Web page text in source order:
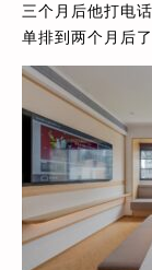
三个月后他打电
单排到两个月后